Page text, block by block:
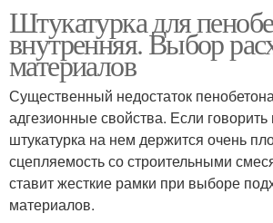
Штукатурка для
внутренняя. Выбор
материалов
Существенный недостаток
адгезионные свойства. Если
штукатурка на нем держится очень
сцепляемость со строительными
ставит жесткие рамки при выборе
материалов.